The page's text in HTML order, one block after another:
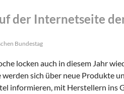
der Internetseite
Bundestag
locken auch in diesem Jahr
sich über neue Produkte
informieren, mit Herstellern ins